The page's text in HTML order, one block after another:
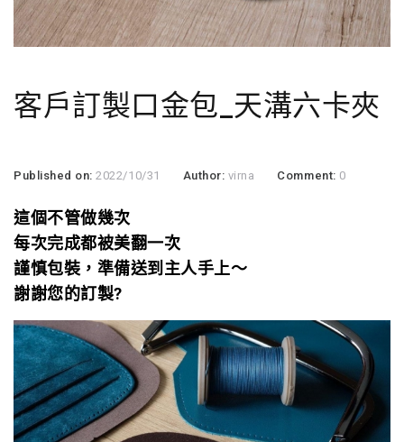
客戶訂製口金包_天溝六卡夾
Published on:2022/10/31 Author: virna Comment: 0
這個不管做幾次
每次完成都被美翻一次
謹慎包裝，準備送到主人手上～
謝謝您的訂製?